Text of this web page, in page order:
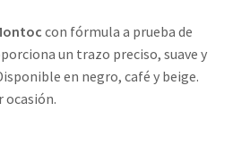
con fórmula a prueba de
un trazo preciso, suave y
en negro, café y beige.
ocasión.